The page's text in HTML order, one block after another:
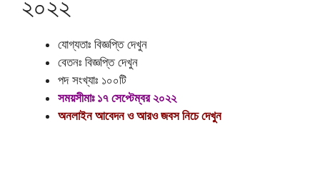
২০২২
যোগ্যতাঃ বিজ্ঞপ্তি দেখুন
বেতনঃ বিজ্ঞপ্তি দেখুন
পদ সংখ্যাঃ ১০০টি
সময়সীমাঃ ১৭ সেপ্টেম্বর ২০২২
অনলাইন আবেদন ও আরও জবস নিচে দেখুন